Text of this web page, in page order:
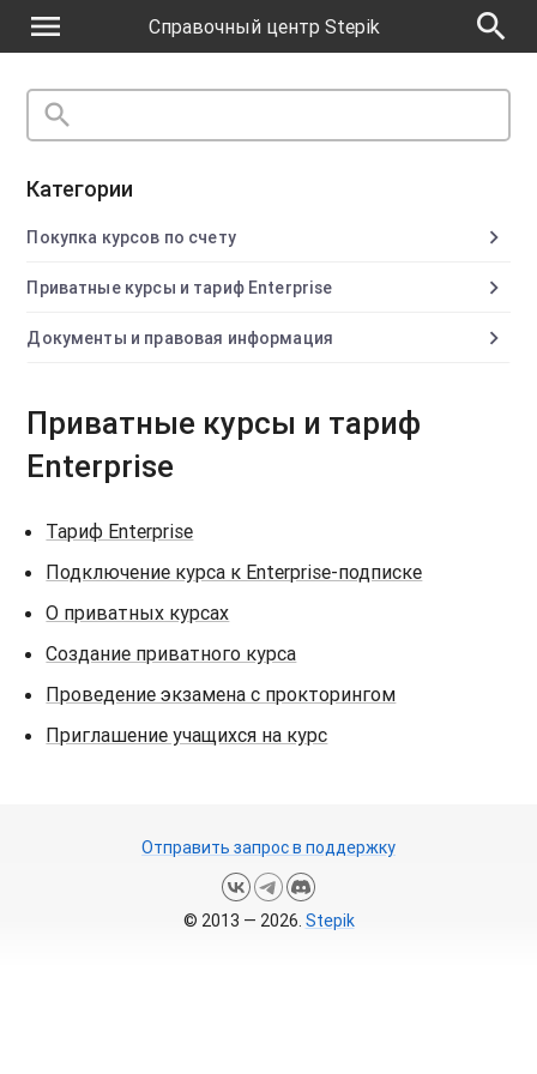
menu Справочный центр Stepik search
search
Категории
Покупка курсов по счету chevron_right
Приватные курсы и тариф Enterprise chevron_right
Документы и правовая информация chevron_right
Приватные курсы и тариф
Enterprise
Тариф Enterprise
Подключение курса к Enterprise-подписке
О приватных курсах
Создание приватного курса
Проведение экзамена с прокторингом
Приглашение учащихся на курс
Отправить запрос в поддержку
© 2013 — 2026. Stepik